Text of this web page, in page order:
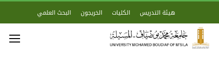
هيئة التدريس الكليات الخريجون البحث العلمي